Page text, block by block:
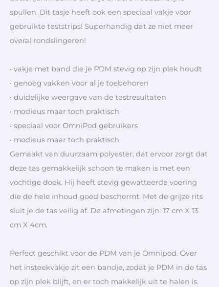
spullen. Dit tasje heeft ook een speciaal vakje voor
gebruikte teststrips! Superhandig dat ze niet meer
overal rondslingeren!
• vakje met band die je PDM stevig op zijn plek houdt
• genoeg vakken voor al je toebehoren
• duidelijke weergave van de testresultaten
• modieus maar toch praktisch
• speciaal voor OmniPod gebruikers
• modieus maar toch praktisch
Gemaakt van duurzaam polyester, dat ervoor zorgt dat
deze tas gemakkelijk schoon te maken is met een
vochtige doek. Hij heeft stevig gewatteerde voering
die de hele inhoud goed beschermt. Met de grijze rits
sluit je de tas veilig af. De afmetingen zijn: 17 cm X 13
cm X 4cm.
Perfect geschikt voor de PDM van je Omnipod. Over
het insteekvakje zit een bandje, zodat je PDM in de tas
op zijn plek blijft, en er toch makkelijk uit te halen is.